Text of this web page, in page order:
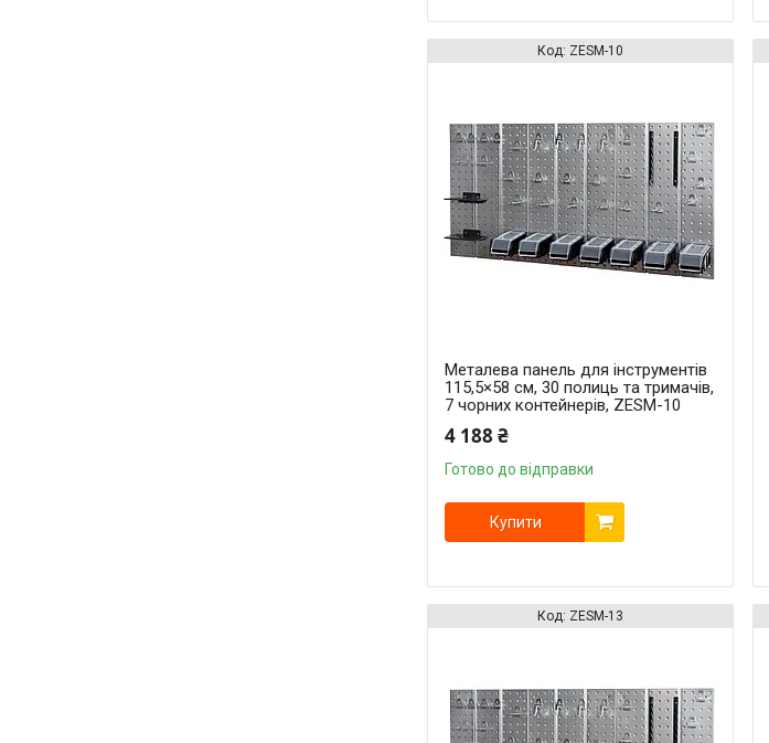
ZESM-10
Металева панель для інструментів
115,5×58 см, 30 полиць та тримачів,
7 чорних контейнерів, ZESM-10
4 188 ₴
Готово до відправки
Купити
ZESM-13